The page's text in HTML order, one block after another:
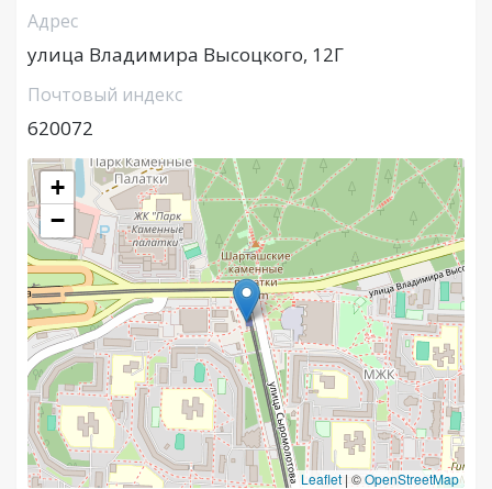
Адрес
улица Владимира Высоцкого, 12Г
Почтовый индекс
620072
+
−
Leaflet | ©OpenStreetMap